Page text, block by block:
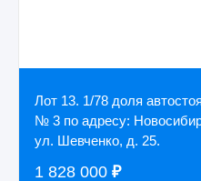
Лот 13. 1/78 доля
№ 3 по адресу:
ул. Шевченко, д. 25.
1 828 000 ₽